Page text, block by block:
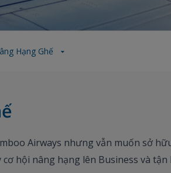
Hạng Ghế
Airways nhưng vẫn muốn sở
hội nâng hạng lên Business và